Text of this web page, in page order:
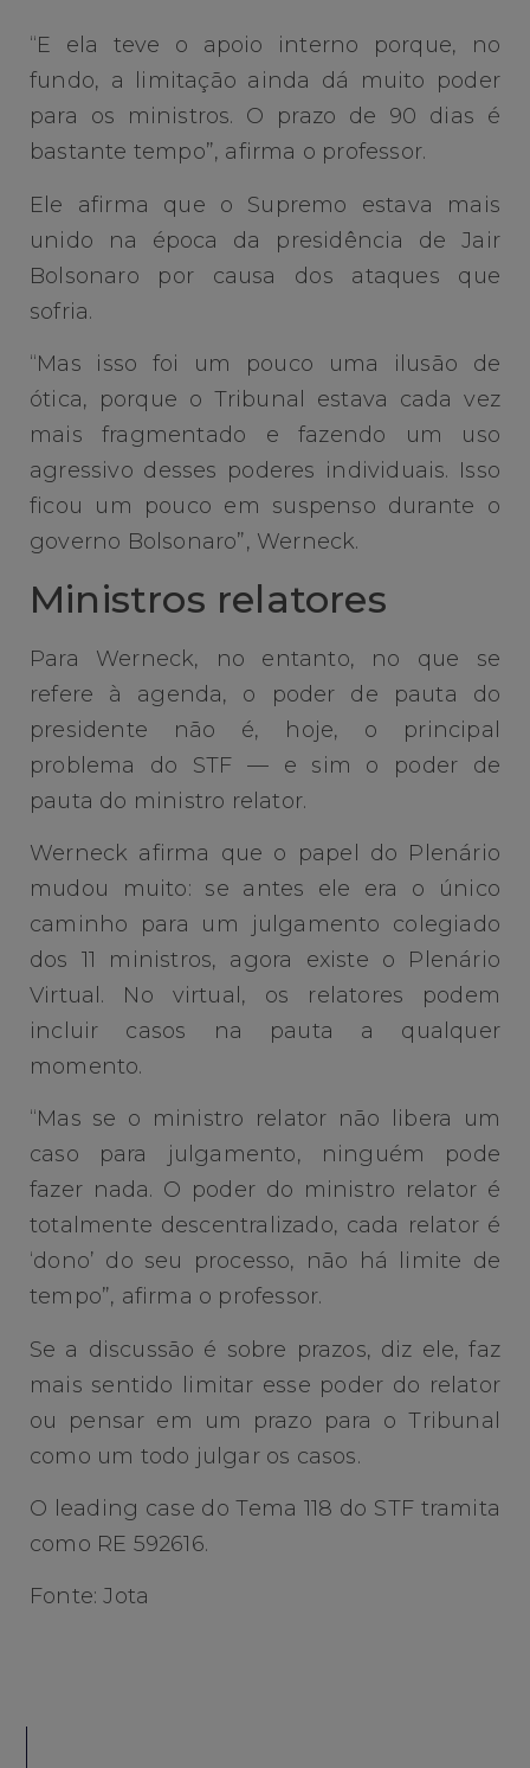
“E ela teve o apoio interno porque, no
fundo, a limitação ainda dá muito poder
para os ministros. O prazo de 90 dias é
bastante tempo”, afirma o professor.
Ele afirma que o Supremo estava mais
unido na época da presidência de Jair
Bolsonaro por causa dos ataques que
sofria.
“Mas isso foi um pouco uma ilusão de
ótica, porque o Tribunal estava cada vez
mais fragmentado e fazendo um uso
agressivo desses poderes individuais. Isso
ficou um pouco em suspenso durante o
governo Bolsonaro”, Werneck.
Ministros relatores
Para Werneck, no entanto, no que se
refere à agenda, o poder de pauta do
presidente não é, hoje, o principal
problema do STF — e sim o poder de
pauta do ministro relator.
Werneck afirma que o papel do Plenário
mudou muito: se antes ele era o único
caminho para um julgamento colegiado
dos 11 ministros, agora existe o Plenário
Virtual. No virtual, os relatores podem
incluir casos na pauta a qualquer
momento.
“Mas se o ministro relator não libera um
caso para julgamento, ninguém pode
fazer nada. O poder do ministro relator é
totalmente descentralizado, cada relator é
‘dono’ do seu processo, não há limite de
tempo”, afirma o professor.
Se a discussão é sobre prazos, diz ele, faz
mais sentido limitar esse poder do relator
ou pensar em um prazo para o Tribunal
como um todo julgar os casos.
O leading case do Tema 118 do STF tramita
como RE 592616.
Fonte: Jota